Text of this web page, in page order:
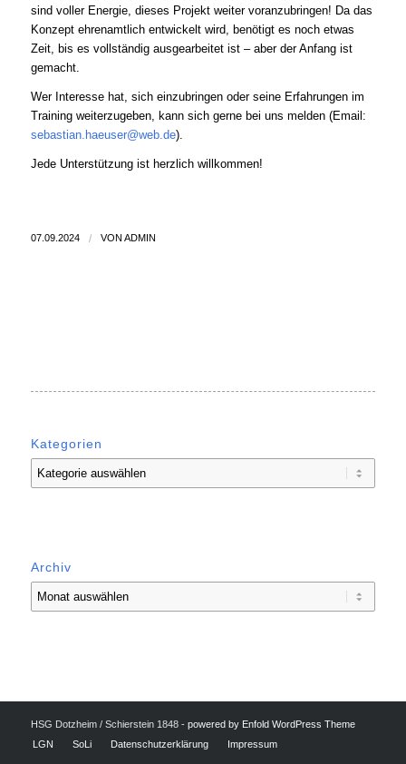
sind voller Energie, dieses Projekt weiter voranzubringen! Da das
Konzept ehrenamtlich entwickelt wird, benötigt es noch etwas
Zeit, bis es vollständig ausgearbeitet ist – aber der Anfang ist
gemacht.
Wer Interesse hat, sich einzubringen oder seine Erfahrungen im
Training weiterzugeben, kann sich gerne bei uns melden (Email:
sebastian.haeuser@web.de).
Jede Unterstützung ist herzlich willkommen!
07.09.2024 / VON ADMIN
Kategorien
Kategorien
Archiv
HSG Dotzheim / Schierstein 1848 - powered by Enfold WordPress Theme
LGN
SoLi Datenschutzerklärung Impressum